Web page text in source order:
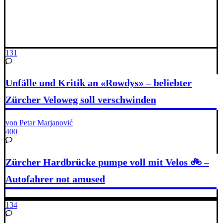
131
Unfälle und Kritik an «Rowdys» – beliebter
Zürcher Veloweg soll verschwinden
von Petar Marjanović
400
Zürcher Hardbrücke pumpe voll mit Velos 🚲 –
Autofahrer not amused
134